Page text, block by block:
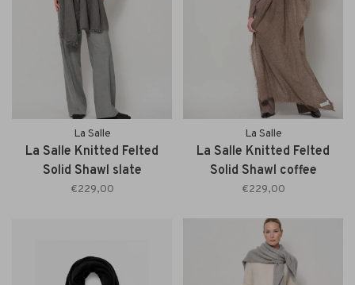
La Salle
La Salle Knitted Felted
Solid Shawl slate
€229,00
La Salle
La Salle Knitted Felted
Solid Shawl coffee
€229,00